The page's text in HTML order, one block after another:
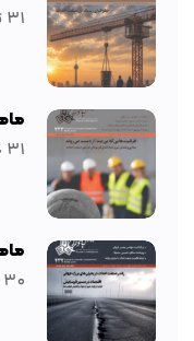
۳۱ تیر ۱۴۰۵
۳۱ خرداد ۱۴۰۵
۳۰ اردیبهشت ۱۴۰۵